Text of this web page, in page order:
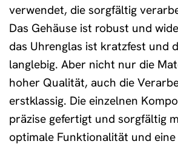
verwendet, die sorgfältig
Das Gehäuse ist robust und
das Uhrenglas ist kratzfest und
langlebig. Aber nicht nur die
hoher Qualität, auch die
erstklassig. Die einzelnen
präzise gefertigt und sorgfältig
optimale Funktionalität und eine